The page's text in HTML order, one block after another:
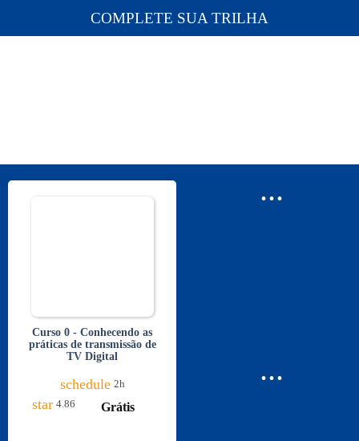
COMPLETE SUA TRILHA
Curso 0 - Conhecendo as
práticas de transmissão de
TV Digital
schedule 2h
star 4.86 Grátis
...
...